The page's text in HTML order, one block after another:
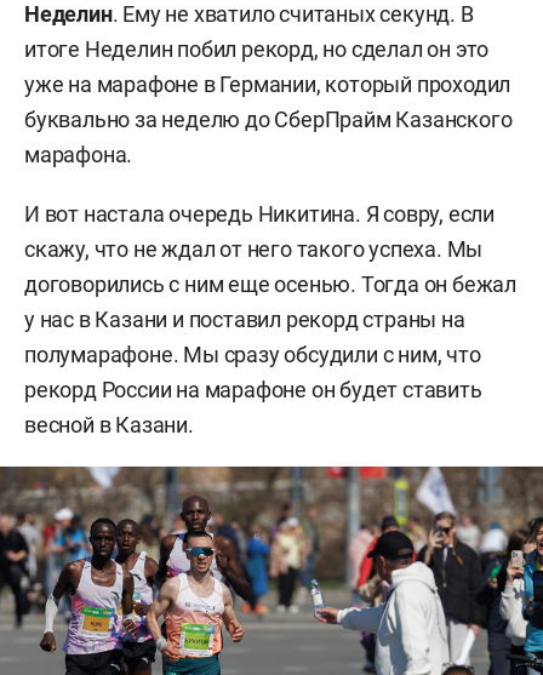
Неделин. Ему не хватило считаных секунд. В
итоге Неделин побил рекорд, но сделал он это
уже на марафоне в Германии, который проходил
буквально за неделю до СберПрайм Казанского
марафона.
И вот настала очередь Никитина. Я совру, если
скажу, что не ждал от него такого успеха. Мы
договорились с ним еще осенью. Тогда он бежал
у нас в Казани и поставил рекорд страны на
полумарафоне. Мы сразу обсудили с ним, что
рекорд России на марафоне он будет ставить
весной в Казани.